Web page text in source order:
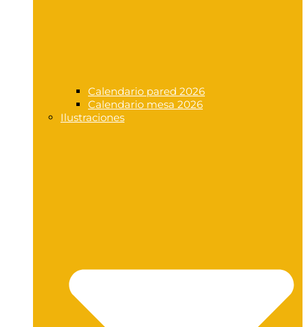
Calendario pared 2026
Calendario mesa 2026
Ilustraciones